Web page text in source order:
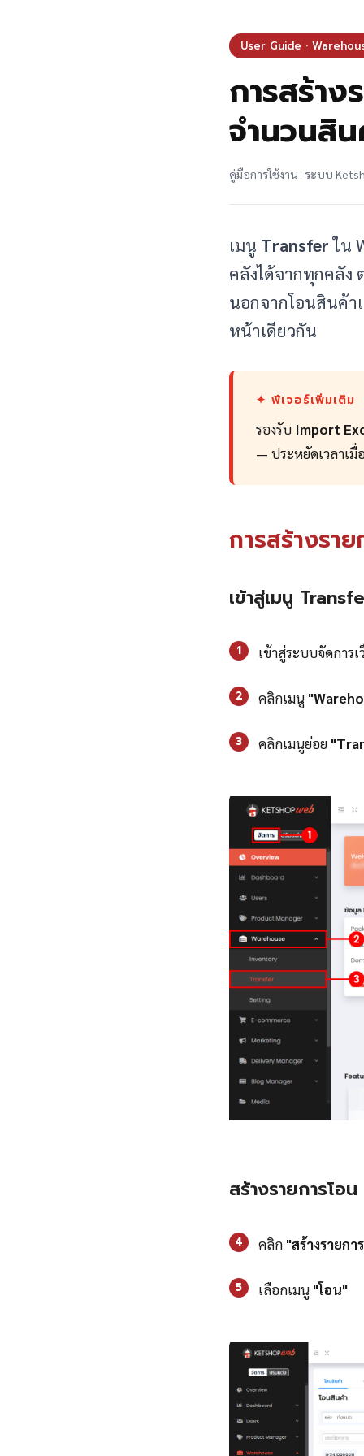
User Guide ·
การสร้าง
จำนวนสิ
คู่มือการใช้งาน · ระบบ
เมนู Transferใน
คลังได้จากทุกคลัง
นอกจากโอนสินค้า
หน้าเดียวกัน
✦ ฟีเจอร์เพิ่มเติม
รองรับ Import
— ประหยัดเวลาเมื่
การสร้างรา
เข้าสู่เมนู
1 เข้าสู่ระบบจัดการ
2 คลิกเมนู
3 คลิกเมนูย่อย
สร้างรายการโอน
4 คลิก "สร้างรายกา
5 เลือกเมนู "โอน"